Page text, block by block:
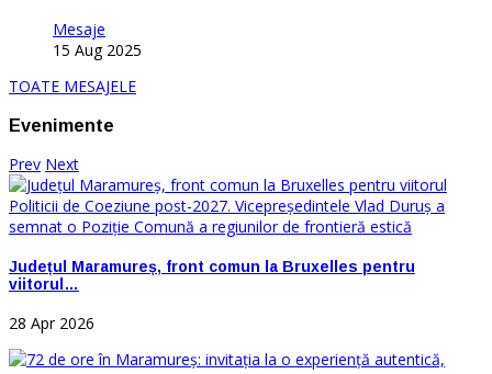
Mesaje
15 Aug 2025
TOATE MESAJELE
Evenimente
Prev Next
Județul Maramureș, front comun la Bruxelles pentru
viitorul…
28 Apr 2026